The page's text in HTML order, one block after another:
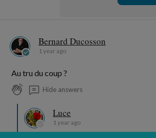
Bernard Ducosson
1 year ago
Au tru du coup ?
Hide answers
Luce
1 year ago